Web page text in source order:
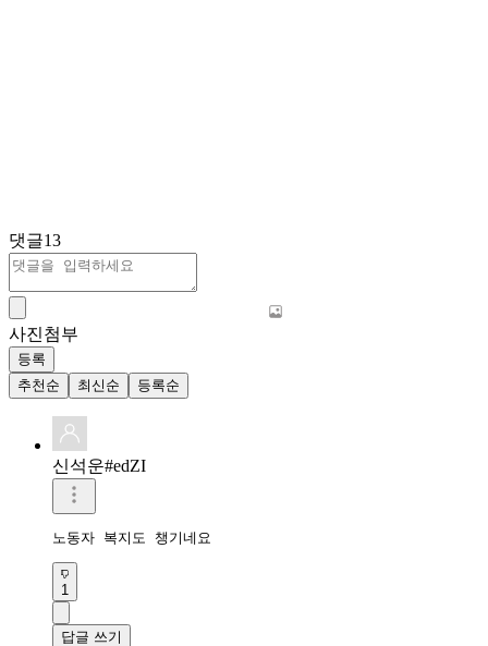
댓글13
사진첨부
등록
추천순
최신순 등록순
신석운#edZI
노동자 복지도 챙기네요
1
답글 쓰기